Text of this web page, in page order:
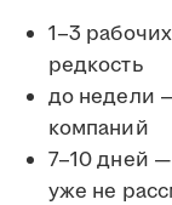
1–3
редкость
до недели
компаний
7–10 дней
уже не